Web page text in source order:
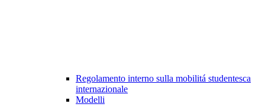
Regolamento interno sulla mobilitá studentesca
internazionale
Modelli